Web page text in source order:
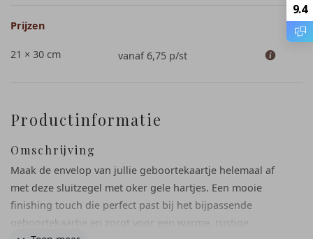
Prijzen
21 × 30 cm vanaf 6,75 p/st
Productinformatie
Omschrijving
Maak de envelop van jullie geboortekaartje helemaal af
met deze sluitzegel met oker gele hartjes. Een mooie
finishing touch die perfect past bij het bijpassende
geboortekaartje en zorgt voor een warme, rustige
9.4